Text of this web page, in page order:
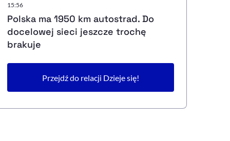
15:56
Polska ma 1950 km autostrad. Do
docelowej sieci jeszcze trochę
brakuje
Przejdź do relacji Dzieje się!